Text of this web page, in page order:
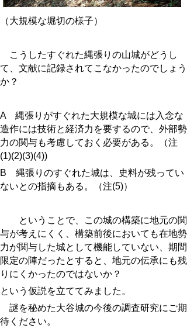
（大規模な堀切の様子）
こうしたすぐれた縄張りの山城がどうし
て、文献に記録されてこなかったのでしょう
か？
A 縄張りがすぐれた大規模な城には入念な
造作には技術と経済力を要するので、外部勢
力の関与も考慮しておく必要がある。（注
(1)(2)(3)(4))
B 縄張りのすぐれた城は、史料が残ってい
ないとの指摘もある。（注(5)）
ということで、この城の構築に地元の関
与が考えにくく、構築前後においても在地勢
力が関与した城として機能していない、期間
限定の陣だったとすると、地元の伝承にも残
りにくかったのではないか？
という仮説を立ててみました。
謎を秘めた大谷城の今後の調査研究にご期
待ください。